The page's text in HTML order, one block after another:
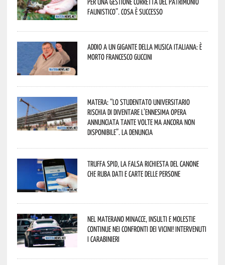
faunistico”. Cosa è successo
Addio a un gigante della musica italiana: è
morto Francesco Guccini
Matera: “Lo studentato universitario
rischia di diventare l’ennesima opera
annunciata tante volte ma ancora non
disponibile”. La denuncia
Truffa Spid, la falsa richiesta del canone
che ruba dati e carte delle persone
Nel materano minacce, insulti e molestie
continue nei confronti dei vicini! Intervenuti
i Carabinieri